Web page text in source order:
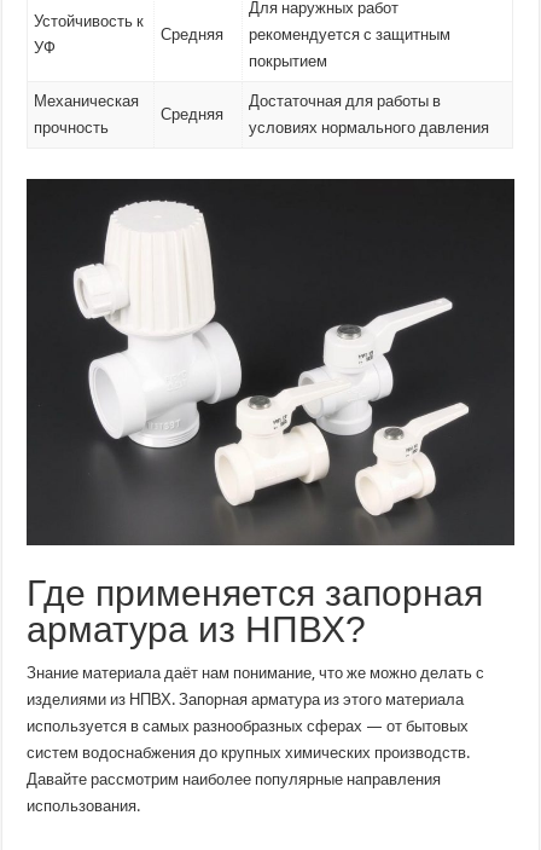
Устойчивость к
УФ
Средняя
Для наружных работ
рекомендуется с защитным
покрытием
Механическая
прочность
Средняя
Достаточная для работы в
условиях нормального давления
Где применяется запорная
арматура из НПВХ?
Знание материала даёт нам понимание, что же можно делать с
изделиями из НПВХ. Запорная арматура из этого материала
используется в самых разнообразных сферах — от бытовых
систем водоснабжения до крупных химических производств.
Давайте рассмотрим наиболее популярные направления
использования.